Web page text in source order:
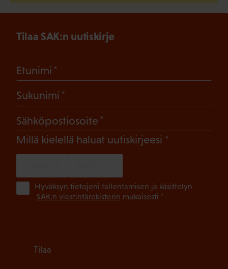
Tilaa SAK:n uutiskirje
Etunimi
Sukunimi
Sähköpostiosoite
Millä kielellä haluat uutiskirjeesi (Pakollinen)
Hyväksyn tietojeni tallentamisen ja käsittelyn
SAK:n viestintärekisterin mukaisesti *
Tilaa